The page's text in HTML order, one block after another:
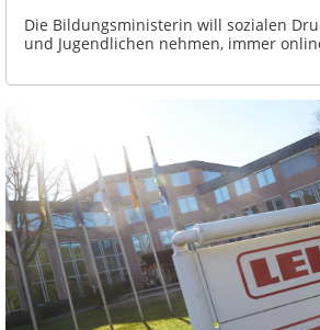
Die Bildungsministerin will sozialen
und Jugendlichen nehmen, immer